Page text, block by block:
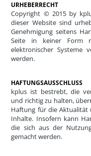
URHEBERRECHT
Copyright © 2015 by
dieser Website sind
Genehmigung seitens
Seite in keiner Form
elektronischer Systeme
werden.
HAFTUNGSAUSSCHLUSS
kplus ist bestrebt, die
und richtig zu halten,
Haftung für die Aktualität
Inhalte. Insofern kann
die sich aus der
gemacht werden.